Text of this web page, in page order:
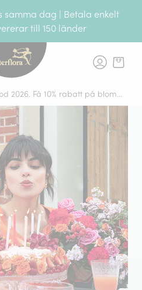
samma dag | Betala enkelt
till 150 länder
Interflora -